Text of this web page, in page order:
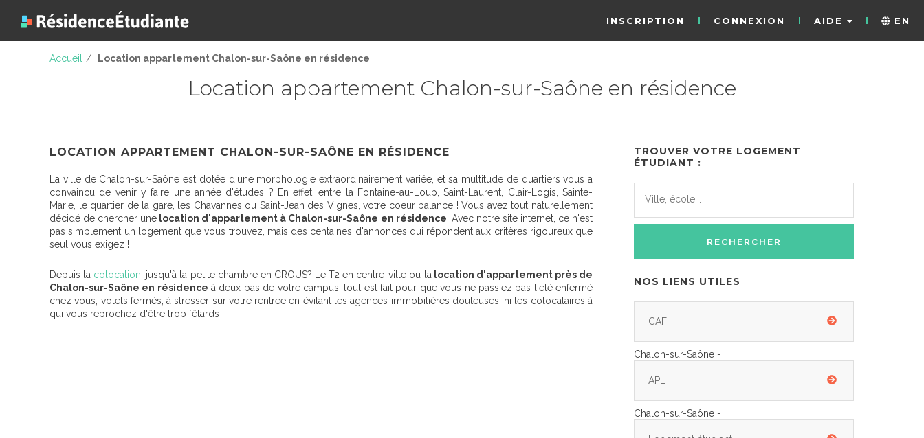
INSCRIPTION CONNEXION AIDE EN
Accueil / Location appartement Chalon-sur-Saône en résidence
Location appartement Chalon-sur-Saône en résidence
LOCATION APPARTEMENT CHALON-SUR-SAÔNE EN RÉSIDENCE
La ville de Chalon-sur-Saône est dotée d'une morphologie extraordinairement variée, et sa multitude de quartiers vous a
convaincu de venir y faire une année d'études ? En effet, entre la Fontaine-au-Loup, Saint-Laurent, Clair-Logis, Sainte-
Marie, le quartier de la gare, les Chavannes ou Saint-Jean des Vignes, votre coeur balance ! Vous avez tout naturellement
décidé de chercher une location d'appartement à Chalon-sur-Saône en résidence . Avec notre site internet, ce n'est
pas simplement un logement que vous trouvez, mais des centaines d'annonces qui répondent aux critères rigoureux que
seul vous exigez !
Depuis la colocation , jusqu'à la petite chambre en CROUS? Le T2 en centre-ville ou la location d'appartement près de
Chalon-sur-Saône en résidence à deux pas de votre campus, tout est fait pour que vous ne passiez pas l'été enfermé
chez vous, volets fermés, à stresser sur votre rentrée en évitant les agences immobilières douteuses, ni les colocataires à
qui vous reprochez d'être trop fêtards !
TROUVER VOTRE LOGEMENT
ÉTUDIANT :
NOS LIENS UTILES
CAF
Chalon-sur-Saône -
APL
Chalon-sur-Saône -